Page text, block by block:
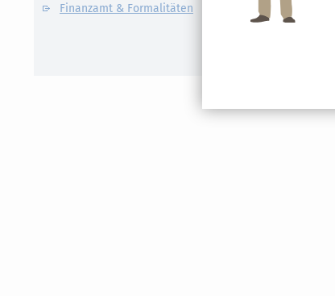
Finanzamt & Formalitäten